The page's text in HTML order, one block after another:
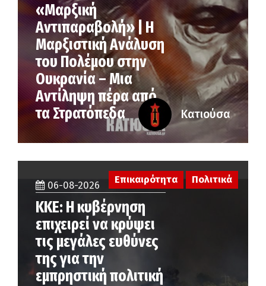
«Μαρξική
Αντιπαραβολή» | Η
Μαρξιστική Ανάλυση
του Πολέμου στην
Ουκρανία – Μια
Αντίληψη πέρα από
τα Στρατόπεδα
Κατιούσα
06-08-2026
ΚΚΕ: Η κυβέρνηση
επιχειρεί να κρύψει
τις μεγάλες ευθύνες
της για την
εμπρηστική πολιτική
Επικαιρότητα Πολιτικά